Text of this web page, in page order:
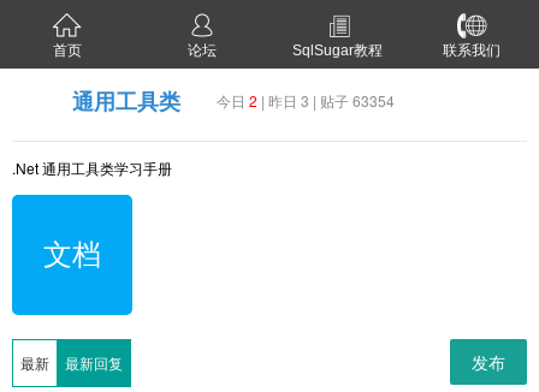
首页 论坛 SqlSugar教程 联系我们
通用工具类 今日 2 | 昨日 3 | 贴子 63354
.Net 通用工具类学习手册
文档
最新 最新回复 发布